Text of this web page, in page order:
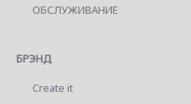
ОБСЛУЖИВАНИЕ
БРЭНД
Create it